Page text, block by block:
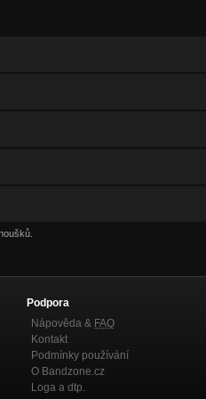
Podpora
Nápověda & FAQ
Kontakt
Podmínky používání
O Bandzone.cz
Loga a dtp.